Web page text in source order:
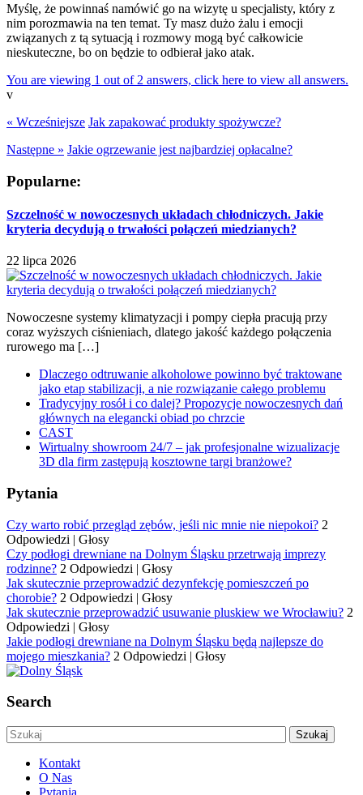
Myślę, że powinnaś namówić go na wizytę u specjalisty, który z
nim porozmawia na ten temat. Ty masz dużo żalu i emocji
związanych z tą sytuacją i rozmowy mogą być całkowicie
nieskuteczne, bo on będzie to odbierał jako atak.
You are viewing 1 out of 2 answers, click here to view all answers.
v
« Wcześniejsze Jak zapakować produkty spożywcze?
Następne » Jakie ogrzewanie jest najbardziej opłacalne?
Popularne:
Szczelność w nowoczesnych układach chłodniczych. Jakie
kryteria decydują o trwałości połączeń miedzianych?
22 lipca 2026
Nowoczesne systemy klimatyzacji i pompy ciepła pracują przy
coraz wyższych ciśnieniach, dlatego jakość każdego połączenia
rurowego ma […]
Dlaczego odtruwanie alkoholowe powinno być traktowane
jako etap stabilizacji, a nie rozwiązanie całego problemu
Tradycyjny rosół i co dalej? Propozycje nowoczesnych dań
głównych na elegancki obiad po chrzcie
CAST
Wirtualny showroom 24/7 – jak profesjonalne wizualizacje
3D dla firm zastępują kosztowne targi branżowe?
Pytania
Czy warto robić przegląd zębów, jeśli nic mnie nie niepokoi? 2
Odpowiedzi | Głosy
Czy podłogi drewniane na Dolnym Śląsku przetrwają imprezy
rodzinne? 2 Odpowiedzi | Głosy
Jak skutecznie przeprowadzić dezynfekcję pomieszczeń po
chorobie? 2 Odpowiedzi | Głosy
Jak skutecznie przeprowadzić usuwanie pluskiew we Wrocławiu? 2
Odpowiedzi | Głosy
Jakie podłogi drewniane na Dolnym Śląsku będą najlepsze do
mojego mieszkania? 2 Odpowiedzi | Głosy
Search
Kontakt
O Nas
Pytania